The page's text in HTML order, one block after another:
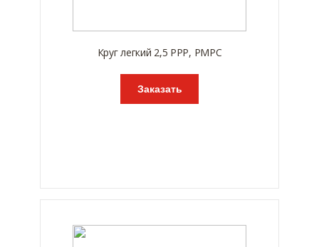
Круг легкий 2,5 РРР, РМРС
Заказать